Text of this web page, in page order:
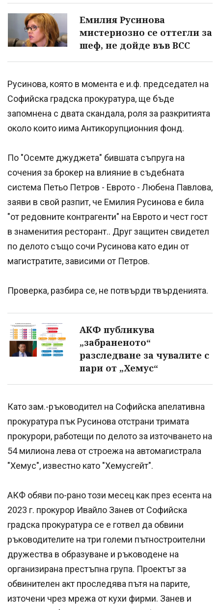
Емилия Русинова
мистериозно се оттегли за
шеф, не дойде във ВСС
Русинова, която в момента е и.ф. председател на
Софийска градска прокуратура, ще бъде
запомнена с двата скандала, роля за разкритията
около които иима Антикорупционния фонд.
По "Осемте джуджета" бившата съпруга на
сочения за брокер на влияние в съдебната
система Петьо Петров - Еврото - Любена Павлова,
заяви в свой разпит, че Емилия Русинова е била
"от редовните контрагенти" на Еврото и чест гост
в знаменития ресторант.. Друг защитен свидетел
по делото също сочи Русинова като един от
магистратите, зависими от Петров.
Проверка, разбира се, не потвърди твърденията.
АКФ публикува
„забраненото“
разследване за чувалите с
пари от „Хемус“
Като зам.-ръководител на Софийска апелативна
прокуратура пък Русинова отстрани тримата
прокурори, работещи по делото за източването на
54 милиона лева от строежа на автомагистрала
"Хемус", известно като "Хемусгейт".
АКФ обяви по-рано този месец как през есента на
2023 г. прокурор Ивайло Занев от Софийска
градска прокуратура се е готвел да обвини
ръководителите на три големи пътностроителни
дружества в образуване и ръководене на
организирана престъпна група. Проектът за
обвинителен акт проследява пътя на парите,
източени чрез мрежа от кухи фирми. Занев и